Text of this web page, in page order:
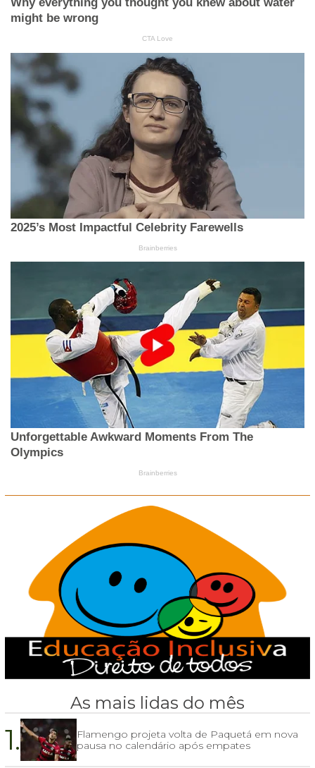
As mais lidas do mês
1.
Flamengo projeta volta de Paquetá em nova
pausa no calendário após empates